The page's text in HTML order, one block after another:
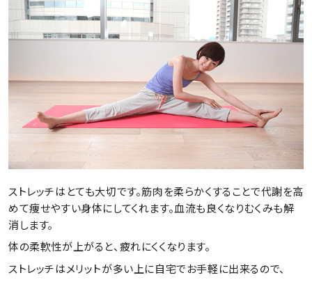
ストレッチはとても大切です。筋肉を柔らかくすることで代謝を高
めて痩せやすい身体にしてくれます。血流も良くなりむくみも解
消します。
体の柔軟性が上がると、疲れにくくなります。
ストレッチはメリットが多い上に自宅でお手軽に出来るので、